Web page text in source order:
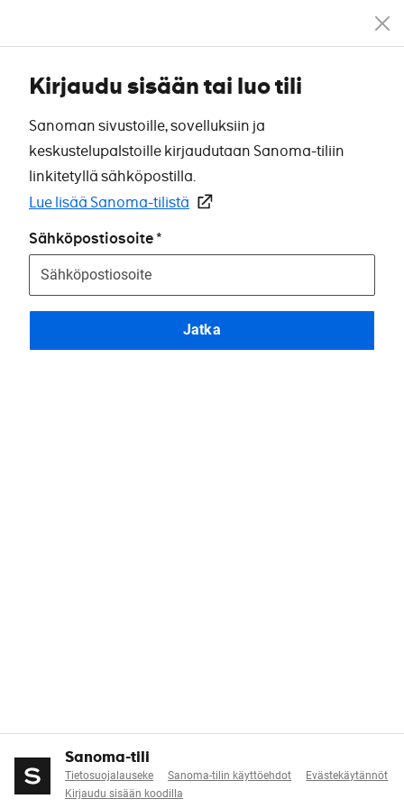
Kirjaudu sisään tai luo tili
Sanoman sivustoille, sovelluksiin ja
keskustelupalstoille kirjaudutaan Sanoma-tiliin
linkitetyllä sähköpostilla.
Lue lisää Sanoma-tilistä
Sähköpostiosoite
Jatka
Sanoma-tili
Tietosuojalauseke Sanoma-tilin käyttöehdot
Evästekäytännöt
Kirjaudu sisään koodilla